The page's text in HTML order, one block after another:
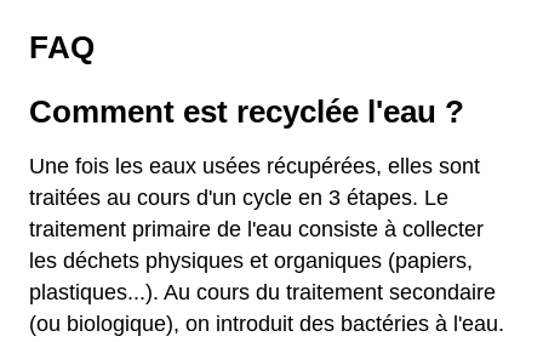
FAQ
Comment est recyclée l'eau ?
Une fois les eaux usées récupérées, elles sont
traitées au cours d'un cycle en 3 étapes. Le
traitement primaire de l'eau consiste à collecter
les déchets physiques et organiques (papiers,
plastiques...). Au cours du traitement secondaire
(ou biologique), on introduit des bactéries à l'eau.